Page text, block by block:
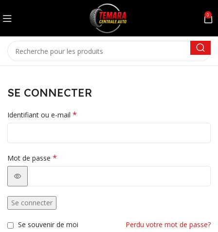
0
SE CONNECTER
Identifiant ou e-mail *
Mot de passe *
Se connecter
Perdu votre mot de passe?
Se souvenir de moi